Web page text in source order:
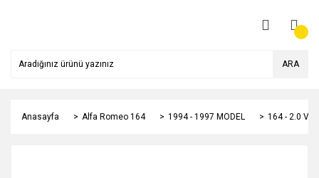
ARA
Anasayfa Alfa Romeo 164 1994 - 1997 MODEL 164 - 2.0 V6